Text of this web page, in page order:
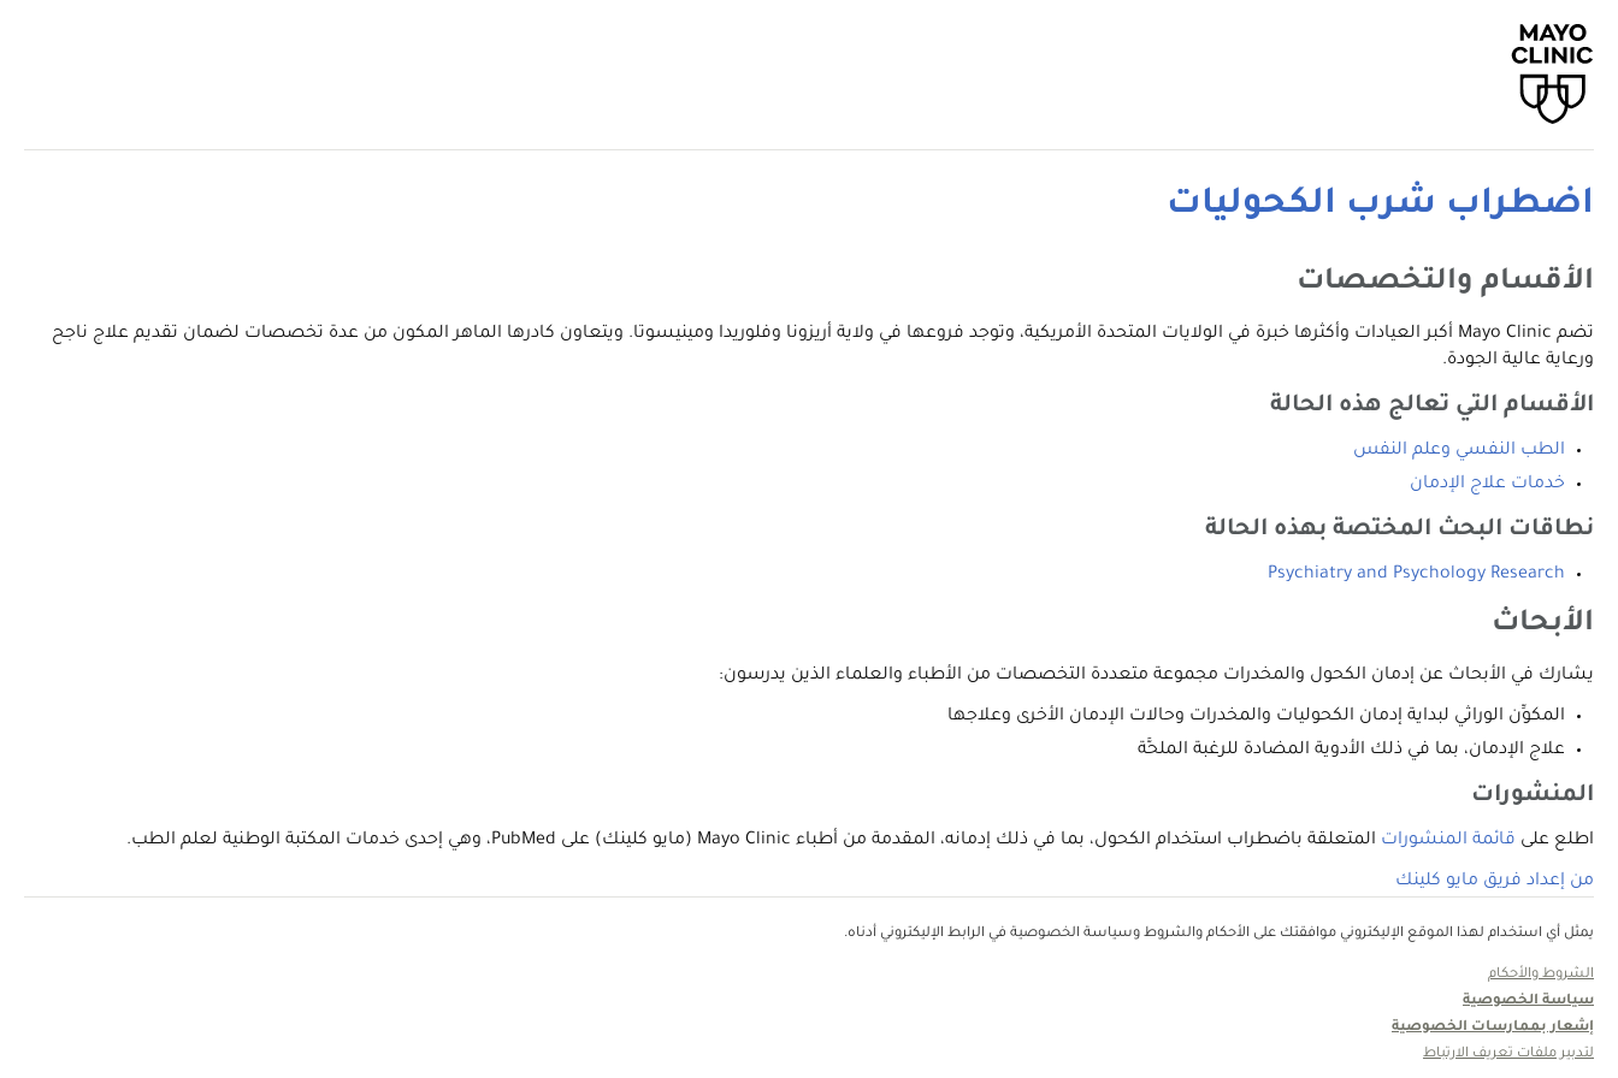
اضطراب شرب الكحوليات
الأقسام والتخصصات
تضم Mayo Clinic أكبر العيادات وأكثرها خبرة في الولايات المتحدة الأمريكية، وتوجد فروعها في ولاية أريزونا وفلوريدا ومينيسوتا. ويتعاون كادرها الماهر المكون من عدة تخصصات لضمان تقديم علاج ناجح
ورعاية عالية الجودة.
الأقسام التي تعالج هذه الحالة
الطب النفسي وعلم النفس
خدمات علاج الإدمان
نطاقات البحث المختصة بهذه الحالة
Psychiatry and Psychology Research
الأبحاث
يشارك في الأبحاث عن إدمان الكحول والمخدرات مجموعة متعددة التخصصات من الأطباء والعلماء الذين يدرسون:
المكوِّن الوراثي لبداية إدمان الكحوليات والمخدرات وحالات الإدمان الأخرى وعلاجها
علاج الإدمان، بما في ذلك الأدوية المضادة للرغبة الملحَّة
المنشورات
اطلع على قائمة المنشورات المتعلقة باضطراب استخدام الكحول، بما في ذلك إدمانه، المقدمة من أطباء Mayo Clinic (مايو كلينك) على PubMed، وهي إحدى خدمات المكتبة الوطنية لعلم الطب.
من إعداد فريق مايو كلينك
يمثل أي استخدام لهذا الموقع الإليكتروني موافقتك على الأحكام والشروط وسياسة الخصوصية في الرابط الإليكتروني أدناه.
الشروط والأحكام
سياسة الخصوصية
إشعار بممارسات الخصوصية
لتدبير ملفات تعريف الارتباط